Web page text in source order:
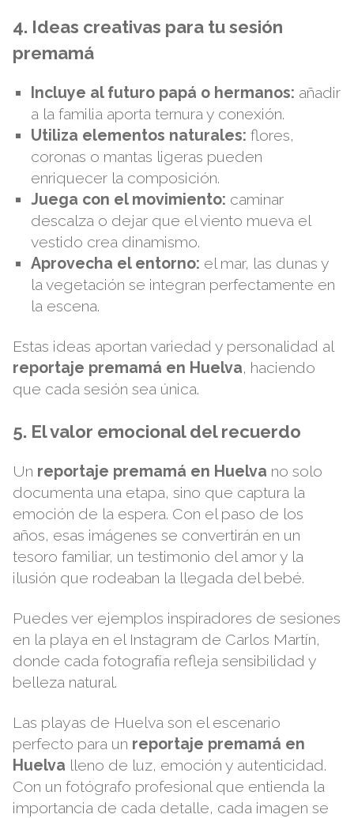
4. Ideas creativas para tu sesión
premamá
Incluye al futuro papá o hermanos: añadir
a la familia aporta ternura y conexión.
Utiliza elementos naturales: flores,
coronas o mantas ligeras pueden
enriquecer la composición.
Juega con el movimiento: caminar
descalza o dejar que el viento mueva el
vestido crea dinamismo.
Aprovecha el entorno: el mar, las dunas y
la vegetación se integran perfectamente en
la escena.
Estas ideas aportan variedad y personalidad al
reportaje premamá en Huelva, haciendo
que cada sesión sea única.
5. El valor emocional del recuerdo
Un reportaje premamá en Huelva no solo
documenta una etapa, sino que captura la
emoción de la espera. Con el paso de los
años, esas imágenes se convertirán en un
tesoro familiar, un testimonio del amor y la
ilusión que rodeaban la llegada del bebé.
Puedes ver ejemplos inspiradores de sesiones
en la playa en el Instagram de Carlos Martín,
donde cada fotografía refleja sensibilidad y
belleza natural.
Las playas de Huelva son el escenario
perfecto para un reportaje premamá en
Huelva lleno de luz, emoción y autenticidad.
Con un fotógrafo profesional que entienda la
importancia de cada detalle, cada imagen se